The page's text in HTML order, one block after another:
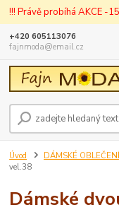
!!! Právě probíhá AKCE -
+420 605113076
fajnmoda@email.cz
Úvod DÁMSKÉ OBLEČENÍ
vel.38
Dámské